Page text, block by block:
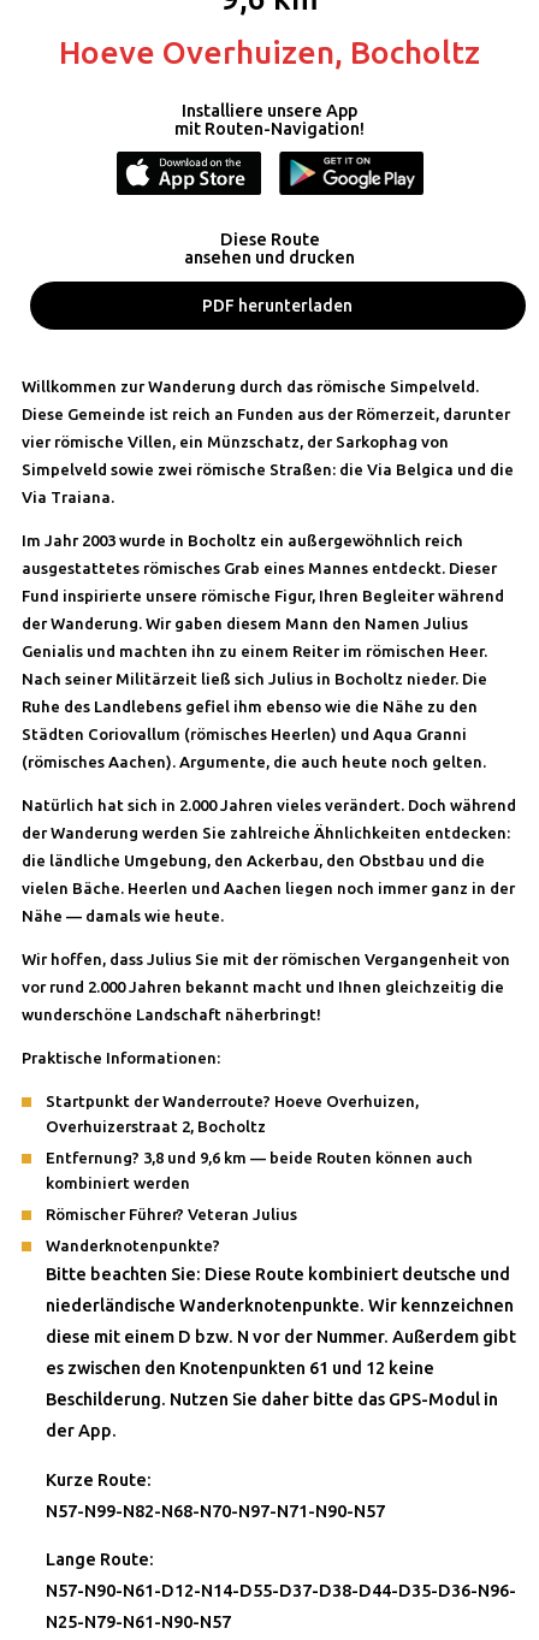
Hoeve Overhuizen, Bocholtz
Installiere unsere App
mit Routen-Navigation!
Diese Route
ansehen und drucken
PDF herunterladen
Willkommen zur Wanderung durch das römische Simpelveld.
Diese Gemeinde ist reich an Funden aus der Römerzeit, darunter
vier römische Villen, ein Münzschatz, der Sarkophag von
Simpelveld sowie zwei römische Straßen: die Via Belgica und die
Via Traiana.
Im Jahr 2003 wurde in Bocholtz ein außergewöhnlich reich
ausgestattetes römisches Grab eines Mannes entdeckt. Dieser
Fund inspirierte unsere römische Figur, Ihren Begleiter während
der Wanderung. Wir gaben diesem Mann den Namen Julius
Genialis und machten ihn zu einem Reiter im römischen Heer.
Nach seiner Militärzeit ließ sich Julius in Bocholtz nieder. Die
Ruhe des Landlebens gefiel ihm ebenso wie die Nähe zu den
Städten Coriovallum (römisches Heerlen) und Aqua Granni
(römisches Aachen). Argumente, die auch heute noch gelten.
Natürlich hat sich in 2.000 Jahren vieles verändert. Doch während
der Wanderung werden Sie zahlreiche Ähnlichkeiten entdecken:
die ländliche Umgebung, den Ackerbau, den Obstbau und die
vielen Bäche. Heerlen und Aachen liegen noch immer ganz in der
Nähe — damals wie heute.
Wir hoffen, dass Julius Sie mit der römischen Vergangenheit von
vor rund 2.000 Jahren bekannt macht und Ihnen gleichzeitig die
wunderschöne Landschaft näherbringt!
Praktische Informationen:
Startpunkt der Wanderroute? Hoeve Overhuizen,
Overhuizerstraat 2, Bocholtz
Entfernung? 3,8 und 9,6 km — beide Routen können auch
kombiniert werden
Römischer Führer? Veteran Julius
Wanderknotenpunkte?
Bitte beachten Sie: Diese Route kombiniert deutsche und
niederländische Wanderknotenpunkte. Wir kennzeichnen
diese mit einem D bzw. N vor der Nummer. Außerdem gibt
es zwischen den Knotenpunkten 61 und 12 keine
Beschilderung. Nutzen Sie daher bitte das GPS-Modul in
der App.
Kurze Route:
N57-N99-N82-N68-N70-N97-N71-N90-N57
Lange Route:
N57-N90-N61-D12-N14-D55-D37-D38-D44-D35-D36-N96-
N25-N79-N61-N90-N57